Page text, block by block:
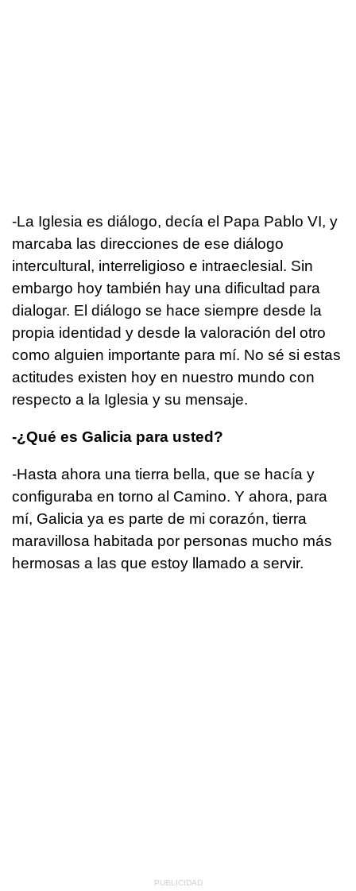
-La Iglesia es diálogo, decía el Papa Pablo VI, y
marcaba las direcciones de ese diálogo
intercultural, interreligioso e intraeclesial. Sin
embargo hoy también hay una dificultad para
dialogar. El diálogo se hace siempre desde la
propia identidad y desde la valoración del otro
como alguien importante para mí. No sé si estas
actitudes existen hoy en nuestro mundo con
respecto a la Iglesia y su mensaje.
-¿Qué es Galicia para usted?
-Hasta ahora una tierra bella, que se hacía y
configuraba en torno al Camino. Y ahora, para
mí, Galicia ya es parte de mi corazón, tierra
maravillosa habitada por personas mucho más
hermosas a las que estoy llamado a servir.